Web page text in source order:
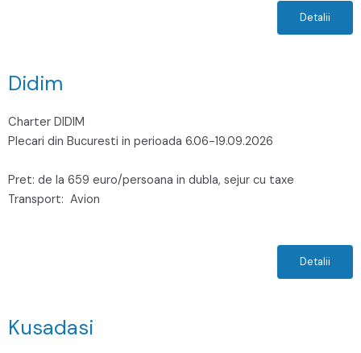
Detalii
Didim
Charter DIDIM
Plecari din Bucuresti in perioada 6.06-19.09.2026
Pret: de la 659 euro/persoana in dubla, sejur cu taxe
Transport: Avion
Detalii
Kusadasi